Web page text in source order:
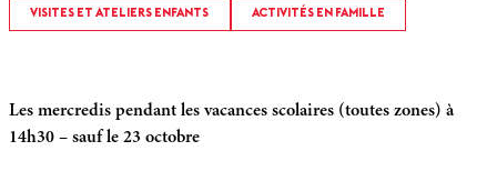
VISITES ET ATELIERS ENFANTS ACTIVITÉS EN FAMILLE
Les mercredis pendant les vacances scolaires (toutes zones) à
14h30 – sauf le 23 octobre